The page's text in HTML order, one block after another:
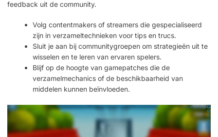
feedback uit de community.
Volg contentmakers of streamers die gespecialiseerd
zijn in verzameltechnieken voor tips en trucs.
Sluit je aan bij communitygroepen om strategieën uit te
wisselen en te leren van ervaren spelers.
Blijf op de hoogte van gamepatches die de
verzamelmechanics of de beschikbaarheid van
middelen kunnen beïnvloeden.